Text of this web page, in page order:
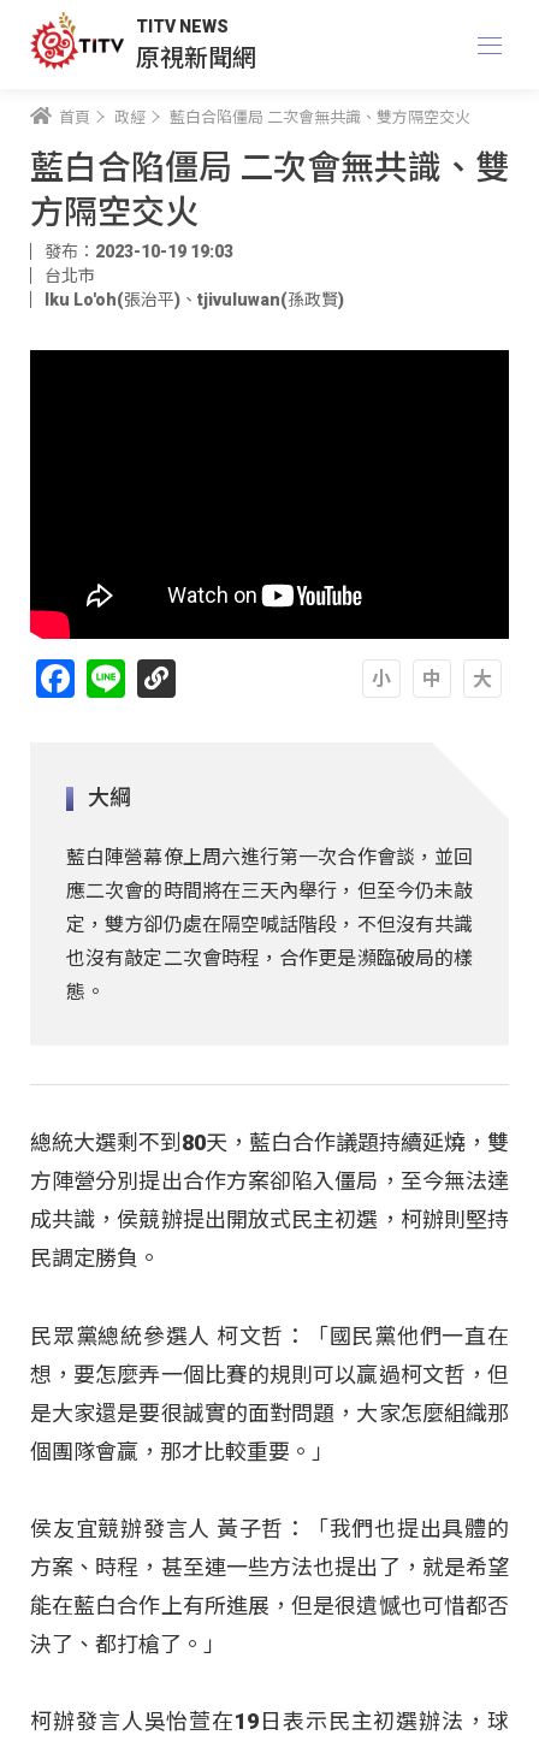
TITV NEWS
原視新聞網
首頁 政經 藍白合陷僵局 二次會無共識、雙方隔空交火
藍白合陷僵局 二次會無共識、雙
方隔空交火
發布：2023-10-19 19:03
台北市
Iku Lo'oh(張治平) 、 tjivuluwan(孫政賢)
Facebook
Line
大綱
藍白陣營幕僚上周六進行第一次合作會談，並回
應二次會的時間將在三天內舉行，但至今仍未敲
定，雙方卻仍處在隔空喊話階段，不但沒有共識
也沒有敲定二次會時程，合作更是瀕臨破局的樣
態。
總統大選剩不到80天，藍白合作議題持續延燒，雙
方陣營分別提出合作方案卻陷入僵局，至今無法達
成共識，侯競辦提出開放式民主初選，柯辦則堅持
民調定勝負。
民眾黨總統參選人 柯文哲：「國民黨他們一直在
想，要怎麼弄一個比賽的規則可以贏過柯文哲，但
是大家還是要很誠實的面對問題，大家怎麼組織那
個團隊會贏，那才比較重要。」
侯友宜競辦發言人 黃子哲：「我們也提出具體的
方案、時程，甚至連一些方法也提出了，就是希望
能在藍白合作上有所進展，但是很遺憾也可惜都否
決了、都打槍了。」
柯辦發言人吳怡萱在19日表示民主初選辦法，球